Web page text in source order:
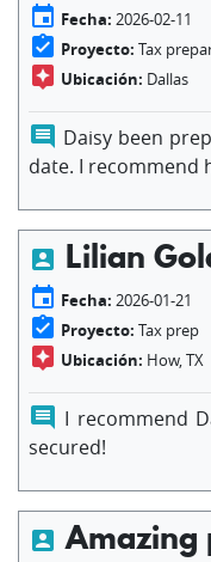
event Fecha: 2026-02-11
assignment_turned_in Proyecto: Tax
assistant Ubicación: Dallas
comment Daisy been
date. I recommend
account_box Lilian
event Fecha: 2026-01-21
assignment_turned_in Proyecto: Tax prep
assistant Ubicación: How, TX
comment I recommend
secured!
account_box Amazing